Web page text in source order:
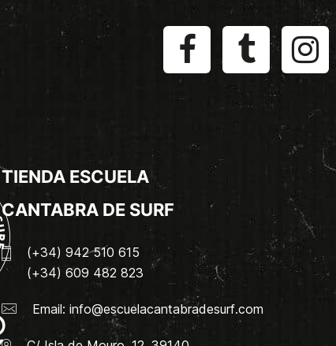
TIENDA ESCUELA
CANTABRA DE SURF
(+34) 942 510 615
(+34) 609 482 823
Email: info@escuelacantabradesurf.com